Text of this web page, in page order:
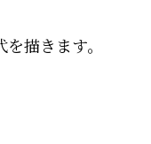
描きます。